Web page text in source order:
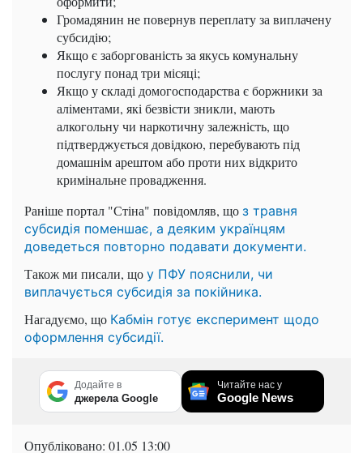
Громадянин не повернув переплату за виплачену
субсидію;
Якщо є заборгованість за якусь комунальну
послугу понад три місяці;
Якщо у складі домогосподарства є боржники за
аліментами, які безвісти зникли, мають
алкогольну чи наркотичну залежність, що
підтверджується довідкою, перебувають під
домашнім арештом або проти них відкрито
кримінальне провадження.
Раніше портал "Стіна" повідомляв, що з травня
субсидія поменшає, а деяким українцям
доведеться повторно подавати документи.
Також ми писали, що у ПФУ пояснили, чи
виплачується субсидія за покійника.
Нагадуємо, що Кабмін готує експеримент щодо
оформлення субсидії.
Додайте в
джерела Google
Читайте нас у
Google News
Опубліковано: 01.05 13:00